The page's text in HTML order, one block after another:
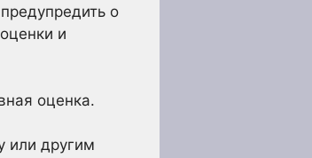
о
и
оценка.
или другим